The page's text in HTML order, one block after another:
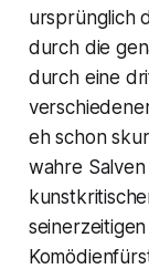
ursprünglich
durch die
durch eine
eh schon
wahre